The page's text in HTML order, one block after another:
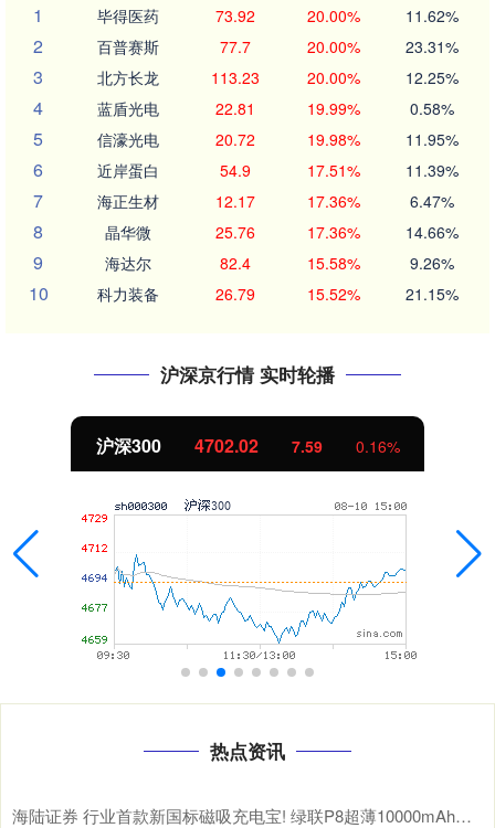
1
毕得医药 73.92 20.00% 11.62%
2 百普赛斯 77.7 20.00% 23.31%
3 北方长龙 113.23 20.00% 12.25%
4 蓝盾光电 22.81 19.99% 0.58%
5 信濠光电 20.72 19.98% 11.95%
6 近岸蛋白 54.9 17.51% 11.39%
7 海正生材 12.17 17.36% 6.47%
8 晶华微 25.76 17.36% 14.66%
9 海达尔 82.4 15.58% 9.26%
10 科力装备 26.79 15.52% 21.15%
沪深京行情 实时轮播
北证50 1122.88 -11.37 -1.00%
热点资讯
海陆证券 行业首款新国标磁吸充电宝! 绿联P8超薄10000mAh磁吸移动电源开启预约